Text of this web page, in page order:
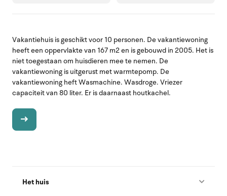
Vakantiehuis is geschikt voor 10 personen. De vakantiewoning
heeft een oppervlakte van 167 m2 en is gebouwd in 2005. Het is
niet toegestaan om huisdieren mee te nemen. De
vakantiewoning is uitgerust met warmtepomp. De
vakantiewoning heft Wasmachine. Wasdroge. Vriezer
capaciteit van 80 liter. Er is daarnaast houtkachel.
Het huis